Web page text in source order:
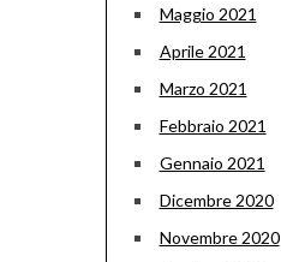
Maggio 2021
Aprile 2021
Marzo 2021
Febbraio 2021
Gennaio 2021
Dicembre 2020
Novembre 2020